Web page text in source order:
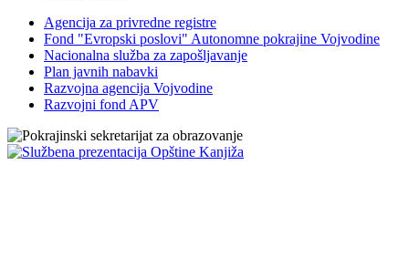
Agencija za privredne registre
Fond "Evropski poslovi" Autonomne pokrajine Vojvodine
Nacionalna služba za zapošljavanje
Plan javnih nabavki
Razvojna agencija Vojvodine
Razvojni fond APV